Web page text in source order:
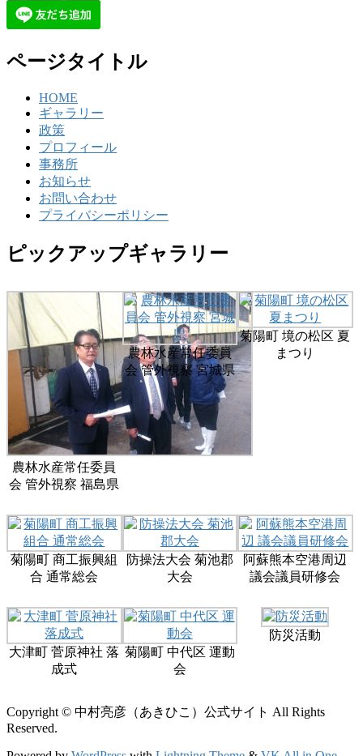
ページタイトル
HOME
ギャラリー
政策
プロフィール
事務所
お知らせ
お問い合わせ
プライバシーポリシー
ピックアップギャラリー
農林水産常任委員
会 管外視察 福島県
農林水産常任委員
会 管外視察 宮城県
菊陽町 境の松区 夏
まつり
菊陽町 商工振興組
合 通常総会
防操法大会 菊池郡
大会
阿蘇熊本空港周辺
議会議員研修会
大津町 菅原神社 落
成式
菊陽町 中代区 運動
会
防災活動
Copyright © 中村亮彦（あきひこ）公式サイト All Rights
Reserved.